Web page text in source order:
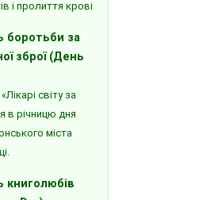
і пролиття крові
боротьби за
зброї (День
світу за
в річницю дня
міста
книголюбів